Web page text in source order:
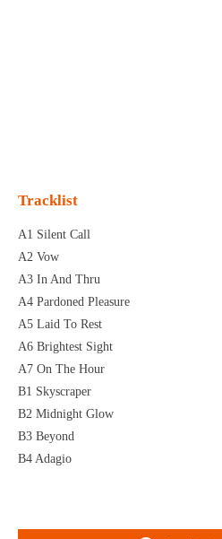
Tracklist
A1 Silent Call
A2 Vow
A3 In And Thru
A4 Pardoned Pleasure
A5 Laid To Rest
A6 Brightest Sight
A7 On The Hour
B1 Skyscraper
B2 Midnight Glow
B3 Beyond
B4 Adagio